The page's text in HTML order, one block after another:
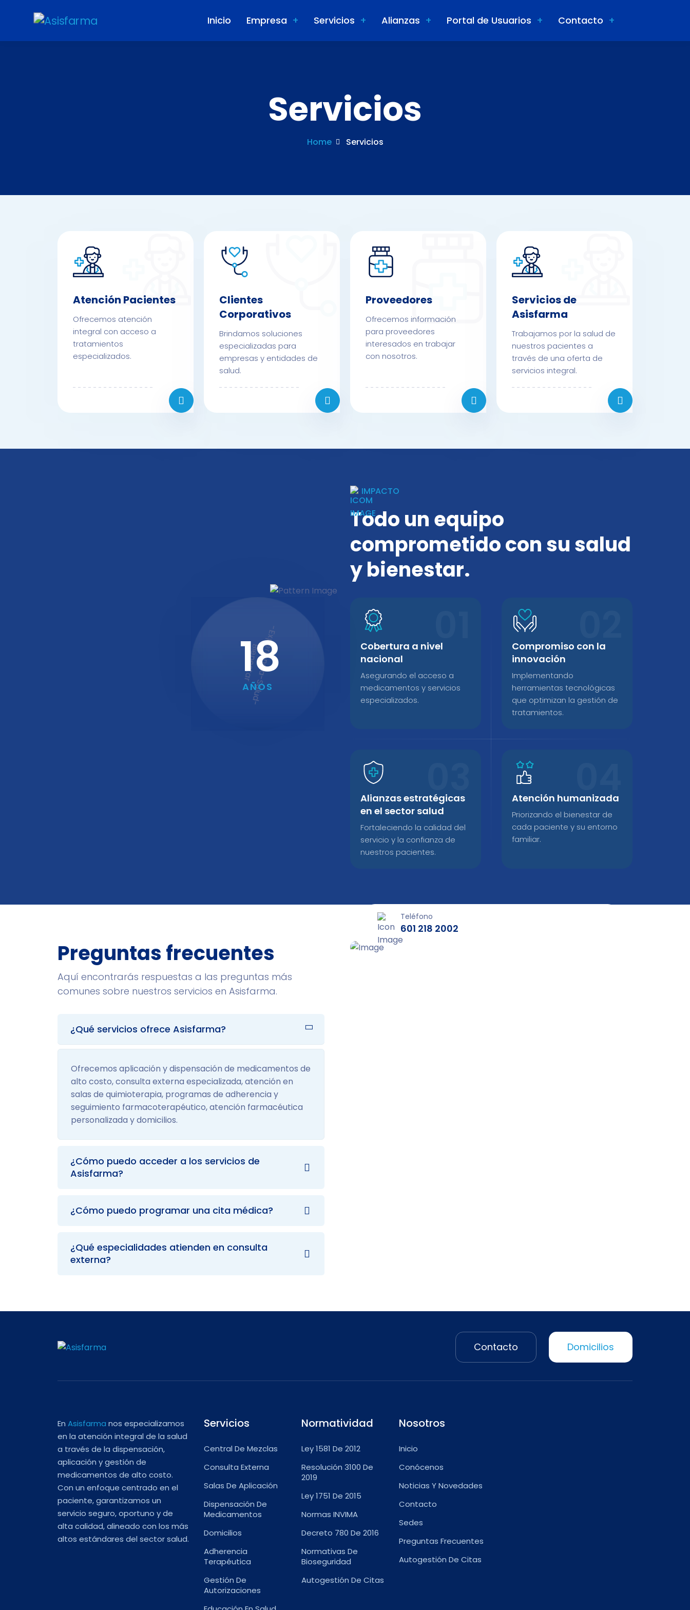
Inicio Empresa Servicios Alianzas Portal de Usuarios Contacto
Servicios
Home Servicios
Atención Pacientes
Ofrecemos atención
integral con acceso a
tratamientos
especializados.
Clientes
Corporativos
Brindamos soluciones
especializadas para
empresas y entidades de
salud.
Proveedores
Ofrecemos información
para proveedores
interesados en trabajar
con nosotros.
Servicios de
Asisfarma
Trabajamos por la salud de
nuestros pacientes a
través de una oferta de
servicios integral.
IMPACTO
Todo un equipo
comprometido con su salud
y bienestar.
Cobertura a nivel
nacional
Asegurando el acceso a
medicamentos y servicios
especializados.
Compromiso con la
innovación
Implementando
herramientas tecnológicas
que optimizan la gestión de
tratamientos.
Alianzas estratégicas
en el sector salud
Fortaleciendo la calidad del
servicio y la confianza de
nuestros pacientes.
Atención humanizada
Priorizando el bienestar de
cada paciente y su entorno
familiar.
18
AÑOS
-
E
x
p
e
r
i
e
n
c
i
a
-
S
a
l
u
d
-
B
i
e
n
e
s
t
a
r
Preguntas frecuentes
Aquí encontrarás respuestas a las preguntas más
comunes sobre nuestros servicios en Asisfarma.
¿Qué servicios ofrece Asisfarma?
Ofrecemos aplicación y dispensación de medicamentos de
alto costo, consulta externa especializada, atención en
salas de quimioterapia, programas de adherencia y
seguimiento farmacoterapéutico, atención farmacéutica
personalizada y domicilios.
¿Cómo puedo acceder a los servicios de
Asisfarma?
¿Cómo puedo programar una cita médica?
¿Qué especialidades atienden en consulta
externa?
Teléfono
601 218 2002
Contacto Domicilios
En Asisfarma nos especializamos
en la atención integral de la salud
a través de la dispensación,
aplicación y gestión de
medicamentos de alto costo.
Con un enfoque centrado en el
paciente, garantizamos un
servicio seguro, oportuno y de
alta calidad, alineado con los más
altos estándares del sector salud.
Servicios
Central De Mezclas
Consulta Externa
Salas De Aplicación
Dispensación De
Medicamentos
Domicilios
Adherencia
Terapéutica
Gestión De
Autorizaciones
Normatividad
Ley 1581 De 2012
Resolución 3100 De
2019
Ley 1751 De 2015
Normas INVIMA
Decreto 780 De 2016
Normativas De
Bioseguridad
Autogestión De Citas
Nosotros
Inicio
Conócenos
Noticias Y Novedades
Contacto
Sedes
Preguntas Frecuentes
Autogestión De Citas